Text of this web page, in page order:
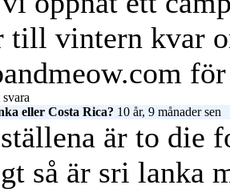
till vintern kvar
eller Costa Rica? 10 år, 9 månader sen
är to die
så är sri lanka